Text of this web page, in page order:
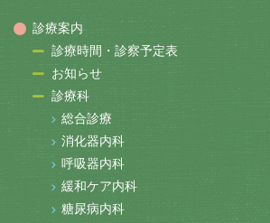
診療案内
診療時間・診察予定表
お知らせ
診療科
総合診療
消化器内科
呼吸器内科
緩和ケア内科
糖尿病内科